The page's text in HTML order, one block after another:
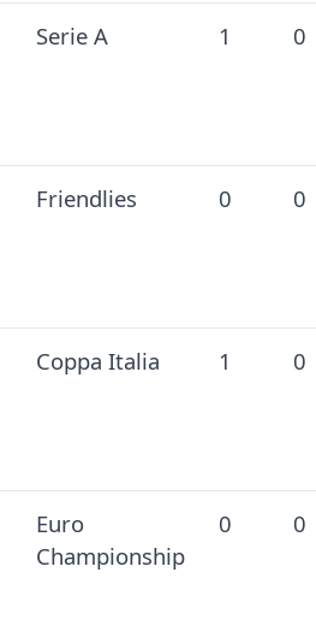
Serie A 1 0
Friendlies 0 0
Coppa Italia 1 0
Euro
Championship
0 0